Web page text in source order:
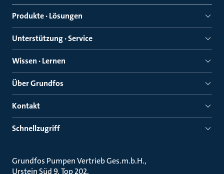
Produkte · Lösungen
Unterstützung · Service
Wissen · Lernen
Über Grundfos
Kontakt
Schnellzugriff
Grundfos Pumpen Vertrieb Ges.m.b.H.
Urstein Süd 9, Top 202